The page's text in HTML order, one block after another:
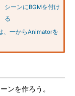
シーンにBGMを付け
る
、一からAnimatorを
ンを作ろう。